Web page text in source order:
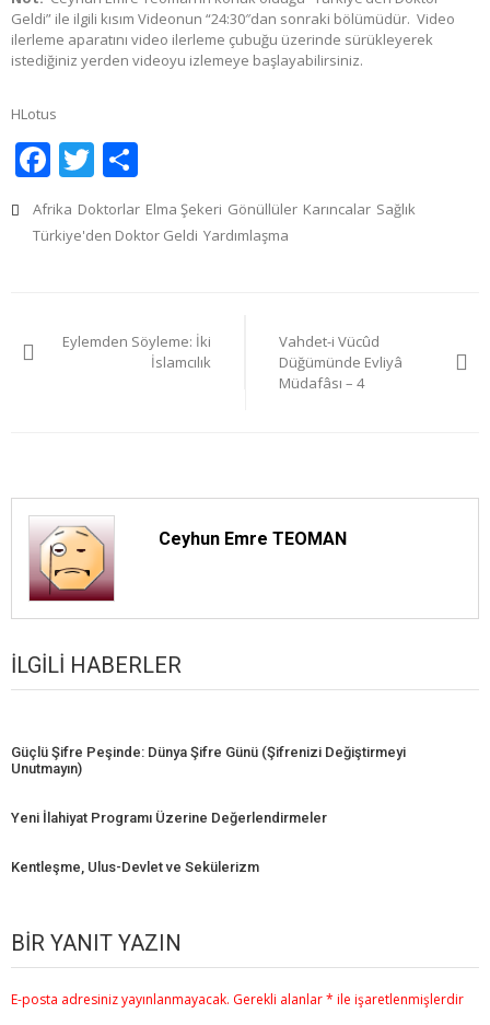
Geldi” ile ilgili kısım Videonun “24:30″dan sonraki bölümüdür. Video
ilerleme aparatını video ilerleme çubuğu üzerinde sürükleyerek
istediğiniz yerden videoyu izlemeye başlayabilirsiniz.
HLotus
Facebook
Twitter
Afrika Doktorlar Elma Şekeri Gönüllüler Karıncalar Sağlık
Türkiye'den Doktor Geldi Yardımlaşma
gezinmesi
Eylemden Söyleme: İki
İslamcılık
Vahdet-i Vücûd
Düğümünde Evliyâ
Müdafâsı – 4
Ceyhun Emre TEOMAN
İLGILI HABERLER
Güçlü Şifre Peşinde: Dünya Şifre Günü (Şifrenizi Değiştirmeyi
Unutmayın)
Yeni İlahiyat Programı Üzerine Değerlendirmeler
Kentleşme, Ulus-Devlet ve Sekülerizm
BIR YANIT YAZIN
E-posta adresiniz yayınlanmayacak. Gerekli alanlar* ile işaretlenmişlerdir